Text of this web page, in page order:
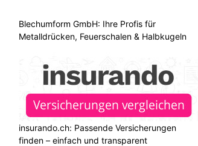
Blechumform GmbH: Ihre Profis für
Metalldrücken, Feuerschalen & Halbkugeln
insurando.ch: Passende Versicherungen
finden – einfach und transparent